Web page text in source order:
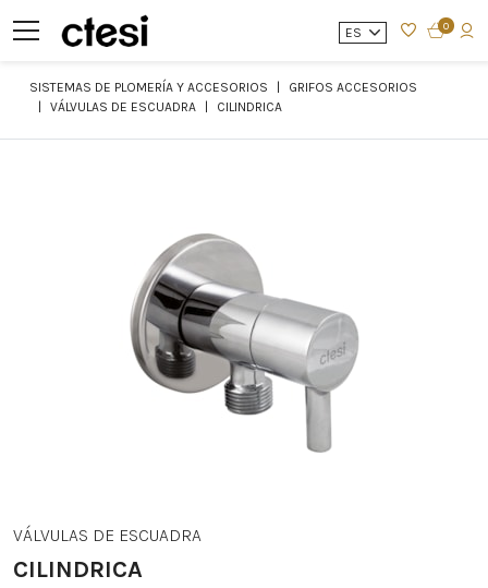
ES 0
SISTEMAS DE PLOMERÍA Y ACCESORIOS
GRIFOS ACCESORIOS
VÁLVULAS DE ESCUADRA
CILINDRICA
VÁLVULAS DE ESCUADRA
CILINDRICA